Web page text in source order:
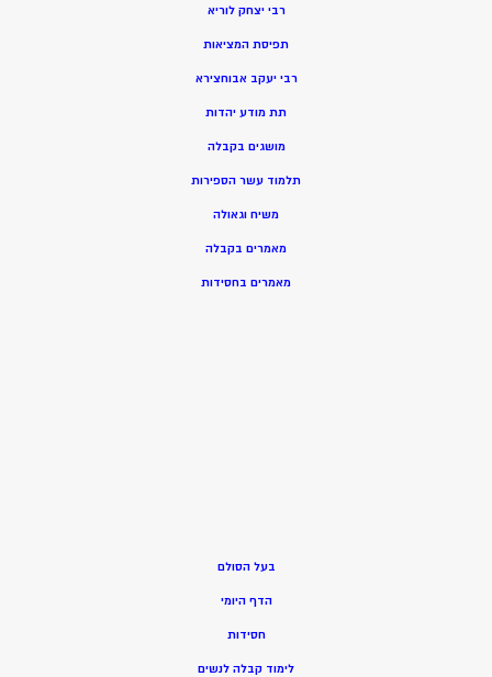
רבי יצחק לוריא
תפיסת המציאות
רבי יעקב אבוחצירא
תת מודע יהדות
מושגים בקבלה
תלמוד עשר הספירות
משיח וגאולה
מאמרים בקבלה
מאמרים בחסידות
בעל הסולם
הדף היומי
חסידות
לימוד קבלה לנשים